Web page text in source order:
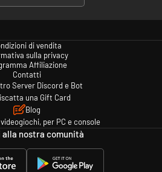
di vendita
sulla privacy
Affiliazione
Contatti
Server Discord e Bot
una Gift Card
Blog
per PC e console
nostra comunità